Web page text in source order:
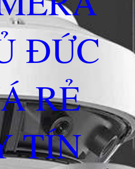
ĐỨC
RẺ
TÍN